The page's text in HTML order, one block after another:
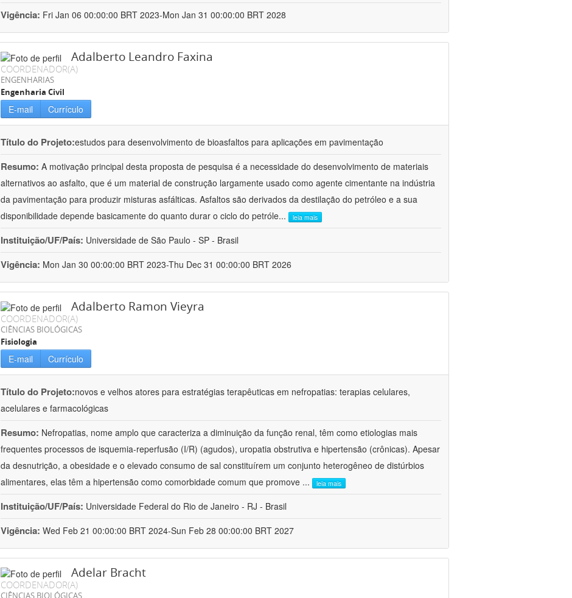
Vigência: Fri Jan 06 00:00:00 BRT 2023-Mon Jan 31 00:00:00 BRT 2028
Adalberto Leandro Faxina
COORDENADOR(A)
ENGENHARIAS
Engenharia Civil
E-mail Currículo
Título do Projeto:estudos para desenvolvimento de bioasfaltos para aplicações em pavimentação
Resumo: A motivação principal desta proposta de pesquisa é a necessidade do desenvolvimento de materiais
alternativos ao asfalto, que é um material de construção largamente usado como agente cimentante na indústria
da pavimentação para produzir misturas asfálticas. Asfaltos são derivados da destilação do petróleo e a sua
disponibilidade depende basicamente do quanto durar o ciclo do petróle... leia mais
Instituição/UF/País: Universidade de São Paulo - SP - Brasil
Vigência: Mon Jan 30 00:00:00 BRT 2023-Thu Dec 31 00:00:00 BRT 2026
Adalberto Ramon Vieyra
COORDENADOR(A)
CIÊNCIAS BIOLÓGICAS
Fisiologia
E-mail Currículo
Título do Projeto:novos e velhos atores para estratégias terapêuticas em nefropatias: terapias celulares,
acelulares e farmacológicas
Resumo: Nefropatias, nome amplo que caracteriza a diminuição da função renal, têm como etiologias mais
frequentes processos de isquemia-reperfusão (I/R) (agudos), uropatia obstrutiva e hipertensão (crônicas). Apesar
da desnutrição, a obesidade e o elevado consumo de sal constituírem um conjunto heterogêneo de distúrbios
alimentares, elas têm a hipertensão como comorbidade comum que promove ... leia mais
Instituição/UF/País: Universidade Federal do Rio de Janeiro - RJ - Brasil
Vigência: Wed Feb 21 00:00:00 BRT 2024-Sun Feb 28 00:00:00 BRT 2027
Adelar Bracht
COORDENADOR(A)
CIÊNCIAS BIOLÓGICAS